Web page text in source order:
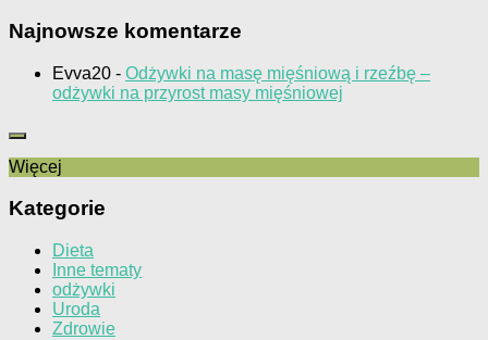
Najnowsze komentarze
Evva20 - Odżywki na masę mięśniową i rzeźbę –
odżywki na przyrost masy mięśniowej
Więcej
Kategorie
Dieta
Inne tematy
odżywki
Uroda
Zdrowie